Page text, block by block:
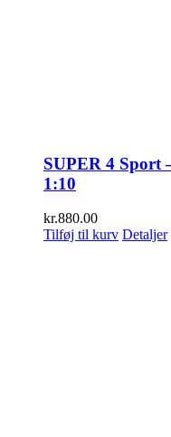
SUPER 4 Sport
1:10
kr.880.00
Tilføj til kurv Detaljer